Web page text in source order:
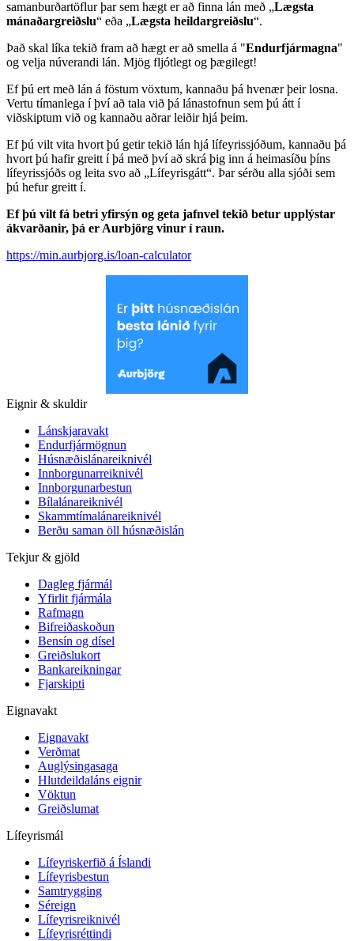
samanburðartöflur þar sem hægt er að finna lán með „Lægsta
mánaðargreiðslu“ eða „Lægsta heildargreiðslu“.
Það skal líka tekið fram að hægt er að smella á "Endurfjármagna"
og velja núverandi lán. Mjög fljótlegt og þægilegt!
Ef þú ert með lán á föstum vöxtum, kannaðu þá hvenær þeir losna.
Vertu tímanlega í því að tala við þá lánastofnun sem þú átt í
viðskiptum við og kannaðu aðrar leiðir hjá þeim.
Ef þú vilt vita hvort þú getir tekið lán hjá lífeyrissjóðum, kannaðu þá
hvort þú hafir greitt í þá með því að skrá þig inn á heimasíðu þíns
lífeyrissjóðs og leita svo að „Lífeyrisgátt“. Þar sérðu alla sjóði sem
þú hefur greitt í.
Ef þú vilt fá betri yfirsýn og geta jafnvel tekið betur upplýstar
ákvarðanir, þá er Aurbjörg vinur í raun.
https://min.aurbjorg.is/loan-calculator
Eignir & skuldir
Lánskjaravakt
Endurfjármögnun
Húsnæðislánareiknivél
Innborgunarreiknivél
Innborgunarbestun
Bílalánareiknivél
Skammtímalánareiknivél
Berðu saman öll húsnæðislán
Tekjur & gjöld
Dagleg fjármál
Yfirlit fjármála
Rafmagn
Bifreiðaskoðun
Bensín og dísel
Greiðslukort
Bankareikningar
Fjarskipti
Eignavakt
Eignavakt
Verðmat
Auglýsingasaga
Hlutdeildaláns eignir
Vöktun
Greiðslumat
Lífeyrismál
Lífeyriskerfið á Íslandi
Lífeyrisbestun
Samtrygging
Séreign
Lífeyrisreiknivél
Lífeyrisréttindi